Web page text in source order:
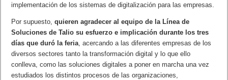
implementación de los sistemas de digitalización para las empresas.
Por supuesto,quieren agradecer al equipo de la Línea de
Soluciones de Talio su esfuerzo e implicación durante los tres
días que duró la feria , acercando a las diferentes empresas de los
diversos sectores tanto la transformación digital y lo que ello
conlleva, como las soluciones digitales a poner en marcha una vez
estudiados los distintos procesos de las organizaciones,